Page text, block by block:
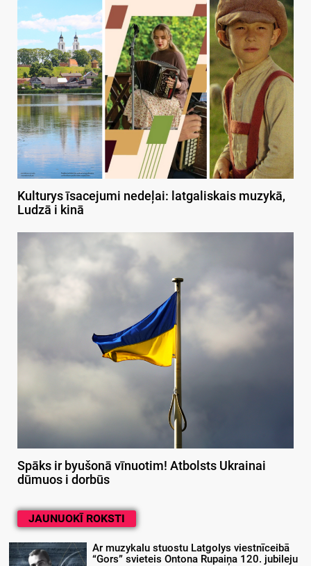
Kulturys īsacejumi nedeļai: latgaliskais muzykā,
Ludzā i kinā
Spāks ir byušonā vīnuotim! Atbolsts Ukrainai
dūmuos i dorbūs
JAUNUOKĪ ROKSTI
Ar muzykalu stuostu Latgolys viestnīceibā
“Gors” svieteis Ontona Rupaiņa 120. jubileju